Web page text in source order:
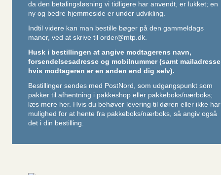
da den betalingsløsning vi tidligere har anvendt, er lukket; en
ny og bedre hjemmeside er under udvikling.
Indtil videre kan man bestille bøger på den gammeldags
maner, ved at skrive til order@mtp.dk.
Husk i bestillingen at angive modtagerens navn,
forsendelsesadresse og mobilnummer (samt mailadresse
hvis modtageren er en anden end dig selv).
Bestillinger sendes med PostNord, som udgangspunkt som
pakker til afhentning i pakkeshop eller pakkeboks/nærboks;
læs mere her. Hvis du behøver levering til døren eller ikke har
mulighed for at hente fra pakkeboks/nærboks, så angiv også
det i din bestilling.